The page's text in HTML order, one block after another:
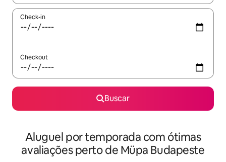
Check-in
Checkout
Buscar
Aluguel por temporada com ótimas
avaliações perto de Müpa Budapeste